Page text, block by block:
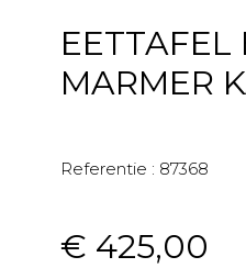
MARMER
Referentie : 87368
€ 425,00